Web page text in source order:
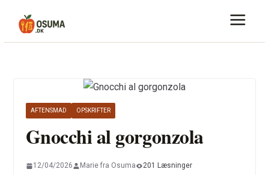
AFTENSMAD OPSKRIFTER
Gnocchi al gorgonzola
12/04/2026 Marie fra Osuma 201 Læsninger